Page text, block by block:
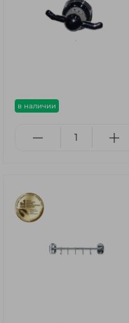
в наличии